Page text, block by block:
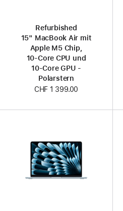
Refurbished
15" MacBook Air mit
Apple M5 Chip,
10‑Core CPU und
10‑Core GPU -
Polarstern
CHF 1 399.00